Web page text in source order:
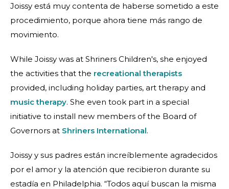
Joissy está muy contenta de haberse sometido a este
procedimiento, porque ahora tiene más rango de
movimiento.
While Joissy was at Shriners Children's, she enjoyed
the activities that the recreational therapists
provided, including holiday parties, art therapy and
music therapy. She even took part in a special
initiative to install new members of the Board of
Governors at Shriners International.
Joissy y sus padres están increíblemente agradecidos
por el amor y la atención que recibieron durante su
estadía en Philadelphia. “Todos aquí buscan la misma